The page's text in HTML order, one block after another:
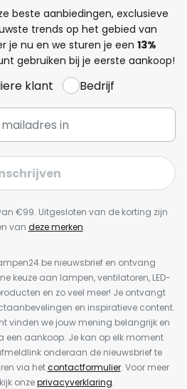
beste aanbiedingen, exclusieve
trends op het gebied van
je nu en we sturen je een 13%
gebruiken bij je eerste aankoop!
klant Bedrijf
€99. Uitgesloten van de korting zijn
van deze merken.
nieuwsbrief en ontvang
keuze aan lampen, ventilatoren, LED-
en zo veel meer! Je ontvangt
en inspiratieve content.
vinden we jouw mening belangrijk en
een aankoop. Je kan op elk moment
onderaan de nieuwsbrief te
via hetcontactformulier. Voor meer
onzeprivacyverklaring.